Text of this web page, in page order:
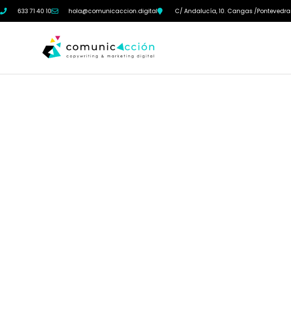
633 71 40 10 hola@comunicaccion.digital C/ Andalucía, 10. Cangas /Pontevedra